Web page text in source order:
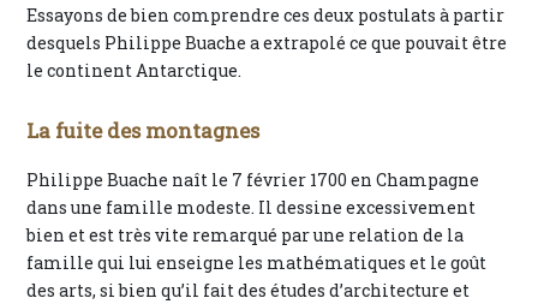
Essayons de bien comprendre ces deux postulats à partir
desquels Philippe Buache a extrapolé ce que pouvait être
le continent Antarctique.
La fuite des montagnes
Philippe Buache naît le 7 février 1700 en Champagne
dans une famille modeste. Il dessine excessivement
bien et est très vite remarqué par une relation de la
famille qui lui enseigne les mathématiques et le goût
des arts, si bien qu’il fait des études d’architecture et